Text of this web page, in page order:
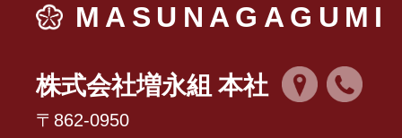
MASUNAGAGUMI
株式会社増永組 本社
〒862-0950